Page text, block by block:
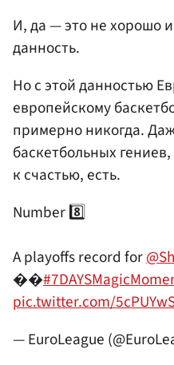
И, да — это не хорошо
данность.
Но с этой данностью
европейскому
примерно никогда.
баскетбольных
к счастью, есть.
Number 8️⃣
A playoffs record for
��
pic.twitter.com/
— EuroLeague